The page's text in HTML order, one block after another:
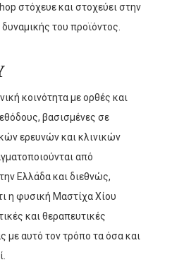
στόχευε και στοχεύει στην
του προϊόντος.
κοινότητα με ορθές και
βασισμένες σε
ερευνών και κλινικών
από
Ελλάδα και διεθνώς,
η φυσική Μαστίχα Χίου
και θεραπευτικές
με αυτό τον τρόπο τα όσα και